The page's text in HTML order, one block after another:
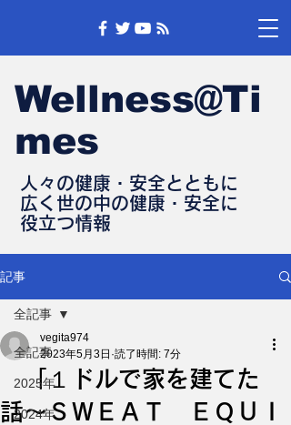
Wellness@Ti
mes
人々の健康・安全とともに
​広く世の中の健康・安全に
​役立つ情報
記事
全記事
2025年
2024年
全記事
「１ドルで家を建てた
話〜ＳＷＥＡＴ ＥＱＵＩ
vegita974
2023年5月3日 読了時間: 7分